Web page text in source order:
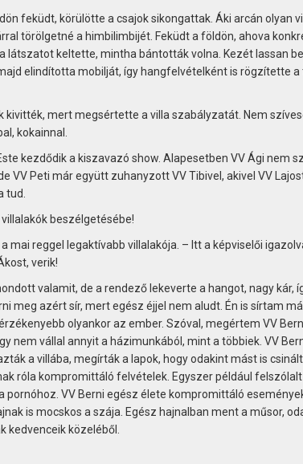
feküdt, körülötte a csajok sikongattak. Áki arcán olyan
törölgetné a himbilimbijét. Feküdt a földön, ahova
látszatot keltette, mintha bántották volna. Kezét lassan
elindította mobilját, így hangfelvételként is rögzítette
kivitték, mert megsértette a villa szabályzatát. Nem
kokainnal.
kezdődik a kiszavazó show. Alapesetben VV Ági nem
VV Peti már együtt zuhanyzott VV Tibivel, akivel VV
tud.
beszélgetésébe!
mai reggel legaktívabb villalakója. – Itt a képviselői
verik!
valamit, de a rendező lekeverte a hangot, nagy kár,
meg azért sír, mert egész éjjel nem aludt. Én is sírtam
olyankor az ember. Szóval, megértem VV
nem vállal annyit a házimunkából, mint a többiek. VV
a villába, megírták a lapok, hogy odakint mást is
róla kompromittáló felvételek. Egyszer például
pornóhoz. VV Berni egész élete kompromittáló
is mocskos a szája. Egész hajnalban ment a műsor,
kedvenceik közeléből.